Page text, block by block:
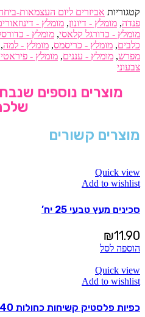
קטגוריות אביזרים ליום העצמאות-
פנדה, מומלץ - דיונון, מומלץ -
מומלץ - כדורגל קלאסי, מומלץ -
כלבים, מומלץ - כריסמס, מומלץ - למה,
מפרש, מומלץ - עננים, מומלץ -
צבעוני
מוצרים נוספים
מוצרים קשורים
Quick view
Add to wishlist
סכינים מעץ טבעי 25 יח’
₪11.90
הוספה לסל
Quick view
Add to wishlist
כפיות פלסטיק קשיחות כחולות 40 יח’